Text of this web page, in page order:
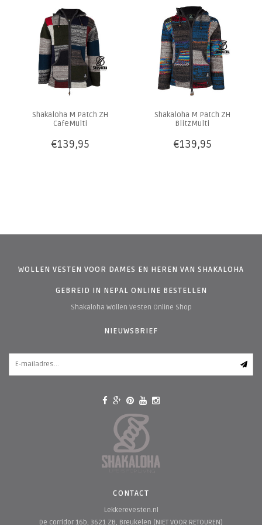
Shakaloha M Patch ZH
CafeMulti
€139,95
Shakaloha M Patch ZH
BlitzMulti
€139,95
WOLLEN VESTEN VOOR DAMES EN HEREN VAN SHAKALOHA
GEBREID IN NEPAL ONLINE BESTELLEN
Shakaloha Wollen Vesten Online Shop
NIEUWSBRIEF
CONTACT
Lekkerevesten.nl
De corridor 16b, 3621 ZB, Breukelen (NIET VOOR RETOUREN)